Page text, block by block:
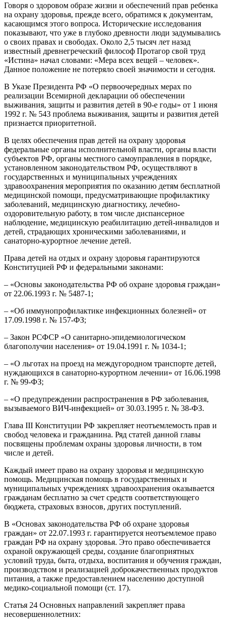
Говоря о здоровом образе жизни и обеспечений прав ребенка
на охрану здоровья, прежде всего, обратимся к документам,
касающимся этого вопроса. Исторические исследования
показывают, что уже в глубоко древности люди задумывались
о своих правах и свободах. Около 2,5 тысяч лет назад
известный древнегреческий философ Протагор свой труд
«Истина» начал словами: «Мера всех вещей – человек».
Данное положение не потеряло своей значимости и сегодня.
В Указе Президента РФ «О первоочередных мерах по
реализации Всемирной декларации об обеспечении
выживания, защиты и развития детей в 90-е годы» от 1 июня
1992 г. № 543 проблема выживания, защиты и развития детей
признается приоритетной.
В целях обеспечения прав детей на охрану здоровья
федеральные органы исполнительной власти, органы власти
субъектов РФ, органы местного самоуправления в порядке,
установленном законодательством РФ, осуществляют в
государственных и муниципальных учреждениях
здравоохранения мероприятия по оказанию детям бесплатной
медицинской помощи, предусматривающие профилактику
заболеваний, медицинскую диагностику, лечебно-
оздоровительную работу, в том числе диспансерное
наблюдение, медицинскую реабилитацию детей-инвалидов и
детей, страдающих хроническими заболеваниями, и
санаторно-курортное лечение детей.
Права детей на отдых и охрану здоровья гарантируются
Конституцией РФ и федеральными законами:
– «Основы законодательства РФ об охране здоровья граждан»
от 22.06.1993 г. № 5487-1;
– «Об иммунопрофилактике инфекционных болезней» от
17.09.1998 г. № 157-ФЗ;
– Закон РСФСР «О санитарно-эпидемиологическом
благополучии населения» от 19.04.1991 г. № 1034-1;
– «О льготах на проезд на междугородном транспорте детей,
нуждающихся в санаторно-курортном лечении» от 16.06.1998
г. № 99-ФЗ;
– «О предупреждении распространения в РФ заболевания,
вызываемого ВИЧ-инфекцией» от 30.03.1995 г. № 38-ФЗ.
Глава III Конституции РФ закрепляет неотъемлемость прав и
свобод человека и гражданина. Ряд статей данной главы
посвящены проблемам охраны здоровья личности, в том
числе и детей.
Каждый имеет право на охрану здоровья и медицинскую
помощь. Медицинская помощь в государственных и
муниципальных учреждениях здравоохранения оказывается
гражданам бесплатно за счет средств соответствующего
бюджета, страховых взносов, других поступлений.
В «Основах законодательства РФ об охране здоровья
граждан» от 22.07.1993 г. гарантируется неотъемлемое право
граждан РФ на охрану здоровья. Это право обеспечивается
охраной окружающей среды, создание благоприятных
условий труда, быта, отдыха, воспитания и обучения граждан,
производством и реализацией доброкачественных продуктов
питания, а также предоставлением населению доступной
медико-социальной помощи (ст. 17).
Статья 24 Основных направлений закрепляет права
несовершеннолетних: